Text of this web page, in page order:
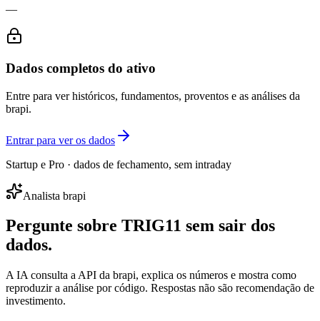
—
Dados completos do ativo
Entre para ver históricos, fundamentos, proventos e as análises da
brapi.
Entrar para ver os dados
Startup e Pro · dados de fechamento, sem intraday
Analista brapi
Pergunte sobre TRIG11 sem sair dos
dados.
A IA consulta a API da brapi, explica os números e mostra como
reproduzir a análise por código. Respostas não são recomendação de
investimento.